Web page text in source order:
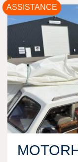
ASSISTANCE